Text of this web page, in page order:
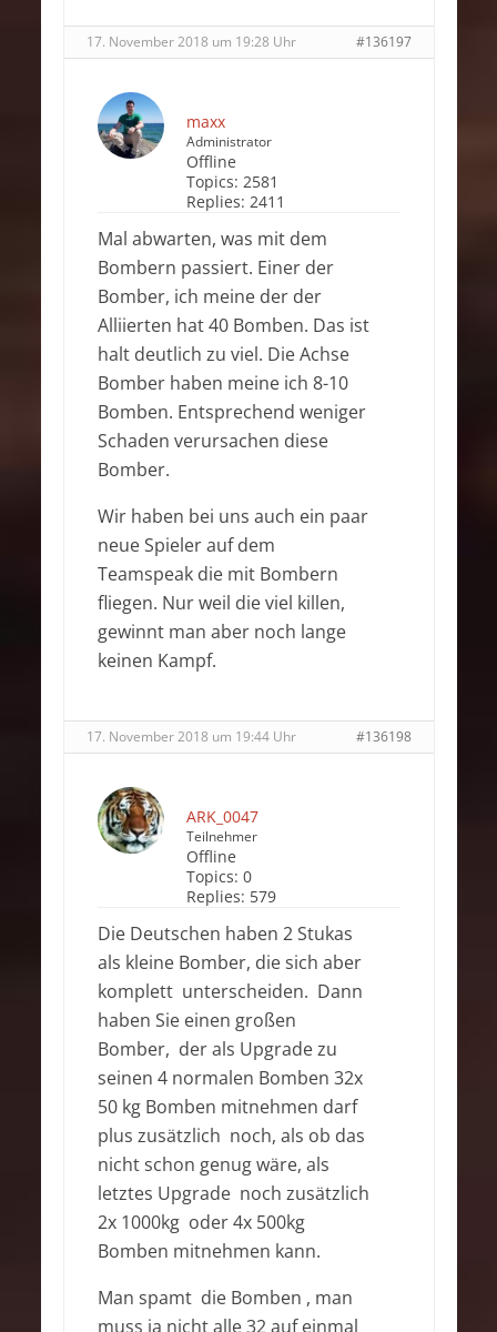
17. November 2018 um 19:28 Uhr #136197
maxx
Administrator
Offline
Topics: 2581
Replies: 2411
Mal abwarten, was mit dem
Bombern passiert. Einer der
Bomber, ich meine der der
Alliierten hat 40 Bomben. Das ist
halt deutlich zu viel. Die Achse
Bomber haben meine ich 8-10
Bomben. Entsprechend weniger
Schaden verursachen diese
Bomber.
Wir haben bei uns auch ein paar
neue Spieler auf dem
Teamspeak die mit Bombern
fliegen. Nur weil die viel killen,
gewinnt man aber noch lange
keinen Kampf.
17. November 2018 um 19:44 Uhr #136198
ARK_0047
Teilnehmer
Offline
Topics: 0
Replies: 579
Die Deutschen haben 2 Stukas
als kleine Bomber, die sich aber
komplett unterscheiden. Dann
haben Sie einen großen
Bomber, der als Upgrade zu
seinen 4 normalen Bomben 32x
50 kg Bomben mitnehmen darf
plus zusätzlich noch, als ob das
nicht schon genug wäre, als
letztes Upgrade noch zusätzlich
2x 1000kg oder 4x 500kg
Bomben mitnehmen kann.
Man spamt die Bomben , man
muss ja nicht alle 32 auf einmal